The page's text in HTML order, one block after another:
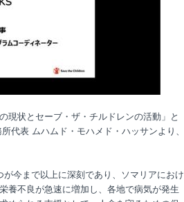
現状とセーブ・ザ・チルドレンの活動」と
代表 ムハムド・モハメド・ハッサンより、
今まで以上に深刻であり、ソマリアにおけ
養不良が急速に増加し、各地で病気が発生